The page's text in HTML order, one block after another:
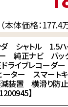
（本体価格：177.4
シャトル 1.5ハ
ー 純正ナビ バッ
ライブレコーダ
ター スマート
装置 横滑り防
】